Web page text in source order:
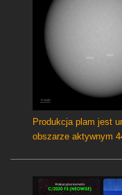
Produkcja plam jest
obszarze aktywnym